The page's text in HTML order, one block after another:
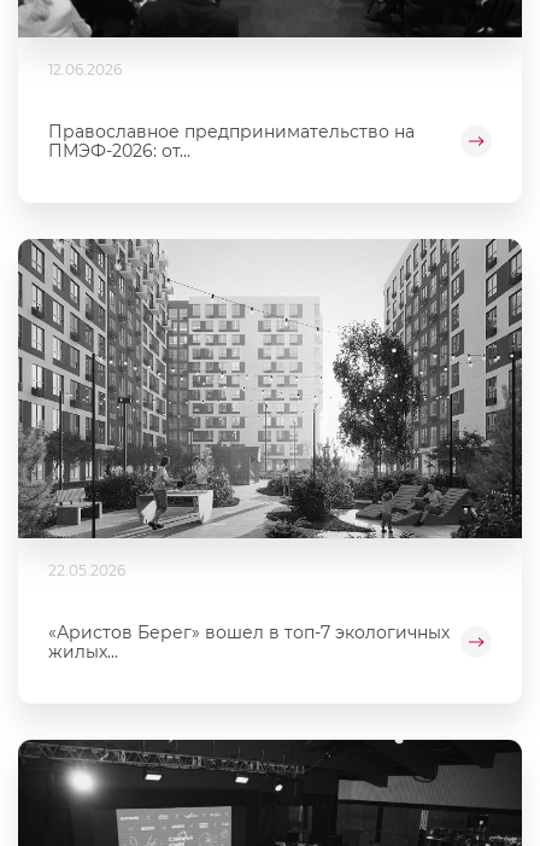
12.06.2026
Православное предпринимательство на
ПМЭФ-2026: от...
22.05.2026
«Аристов Берег» вошел в топ-7 экологичных
жилых...